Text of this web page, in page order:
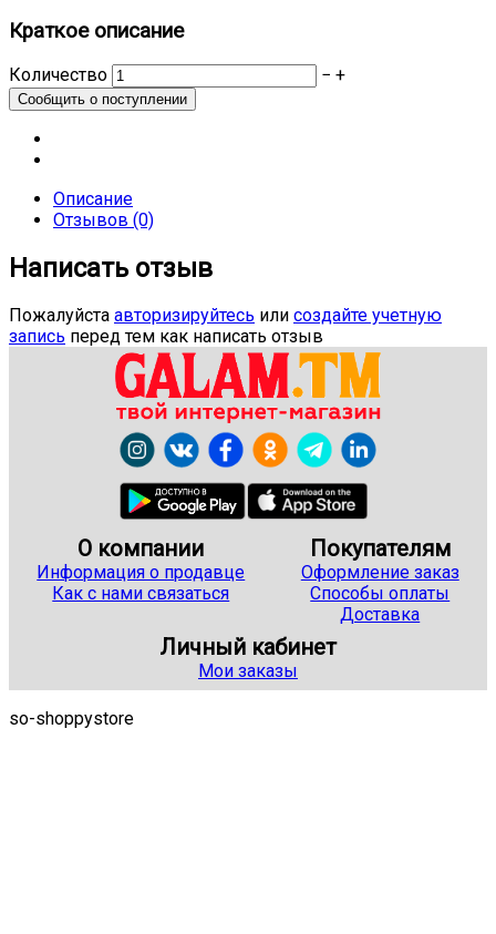
Краткое описание
Количество − +
Описание
Отзывов (0)
Написать отзыв
Пожалуйста авторизируйтесь или создайте учетную
запись перед тем как написать отзыв
О компании
Информация о продавце
Как с нами связаться
Покупателям
Оформление заказ
Способы оплаты
Доставка
Личный кабинет
Мои заказы
so-shoppystore